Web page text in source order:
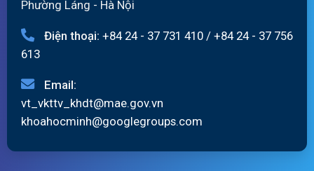
Phường Láng - Hà Nội
Điện thoại: +84 24 - 37 731 410 / +84 24 - 37 756
613
Email:
vt_vkttv_khdt@mae.gov.vn
khoahocminh@googlegroups.com